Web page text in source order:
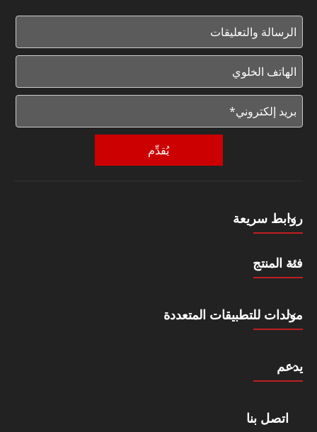
يُقدِّم
روابط سريعة
فئة المنتج
مولدات للتطبيقات المتعددة
يدعم
اتصل بنا